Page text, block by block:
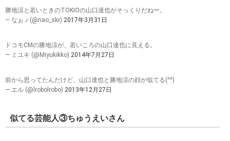
勝地涼と若いときのTOKIOの山口達也がそっくりだねー。
— なぉ.♪ (@nao_skr) 2017年3月31日
ドコモCMの勝地涼が、若いころの山口達也に見える。
— ミユキ (@Miyukikko) 2014年7月27日
前から思ってたんだけど、山口達也と勝地涼の顔が似てる(^^)
— エル (@lrobolrobo) 2013年12月27日
似てる芸能人③ちゅうえいさん